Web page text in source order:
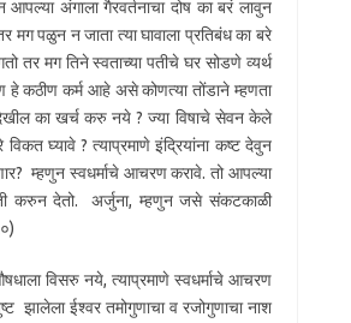
अंगाला गैरवर्तनाचा दोष का बरं लावुन
मग पळुन न जाता त्या घावाला प्रतिबंध का बरे
तर मग तिने स्वताच्या पतीचे घर सोडणे व्यर्थ
हे कठीण कर्म आहे असे कोणत्या तोंडाने म्हणता
का खर्च करु नये ? ज्या विषाचे सेवन केले
घ्यावे ? त्याप्रमाणे इंद्रियांना कष्ट देवुन
म्हणुन स्वधर्माचे आचरण करावे. तो आपल्या
करुन देतो. अर्जुना, म्हणुन जसे संकटकाळी
विसरु नये, त्याप्रमाणे स्वधर्माचे आचरण
झालेला ईश्वर तमोगुणाचा व रजोगुणाचा नाश